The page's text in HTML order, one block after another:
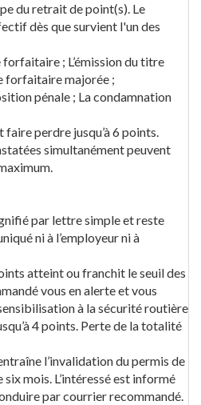
du retrait de point(s). Le
dès que survient l'un des
forfaitaire ; L’émission du titre
forfaitaire majorée ;
pénale ; La condamnation
perdre jusqu’à 6 points.
simultanément peuvent
par lettre simple et reste
ni à l’employeur ni à
atteint ou franchit le seuil des
vous en alerte et vous
à la sécurité routière
4 points. Perte de la totalité
l’invalidation du permis de
mois. L’intéressé est informé
par courrier recommandé.